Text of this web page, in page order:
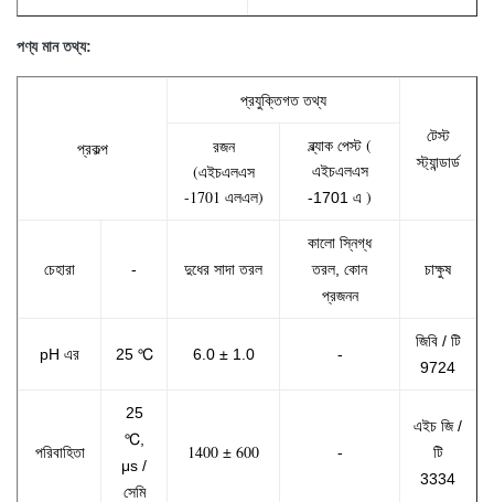
পণ্য মান তথ্য:
প্রকল্প
প্রযুক্তিগত তথ্য
টেস্ট
স্ট্যান্ডার্ড
রজন
(এইচএলএস
-1701 এলএল)
ব্ল্যাক পেস্ট (
এইচএলএস
-1701 এ )
চেহারা - দুধের সাদা তরল
কালো স্নিগ্ধ
তরল, কোন
প্রজনন
চাক্ষুষ
pH এর 25 ℃ 6.0 ± 1.0 -
জিবি / টি
9724
পরিবাহিতা
25
℃,
μs /
সেমি
1400 ± 600 -
এইচ জি /
টি
3334